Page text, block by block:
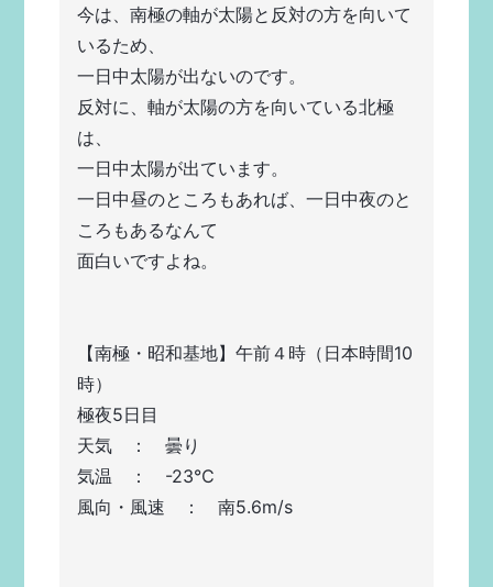
今は、南極の軸が太陽と反対の方を向いて
いるため、
一日中太陽が出ないのです。
反対に、軸が太陽の方を向いている北極
は、
一日中太陽が出ています。
一日中昼のところもあれば、一日中夜のと
ころもあるなんて
面白いですよね。
【南極・昭和基地】午前４時（日本時間10
時）
極夜5日目
天気　：　曇り
気温　：　-23℃
風向・風速　：　南5.6m/s